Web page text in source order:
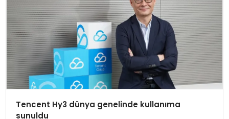
Tencent Hy3 dünya genelinde kullanıma
sunuldu